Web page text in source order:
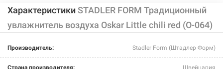
Артикул:208485
STADLER FORM Традиционный увлажнитель воздуха
ХарактеристикиSTADLER FORM Традиционный
увлажнитель воздуха Oskar Little chili red (O-064)
Производитель: Stadler Form (Штадлер Форм)
Страна производителя: Швейцария